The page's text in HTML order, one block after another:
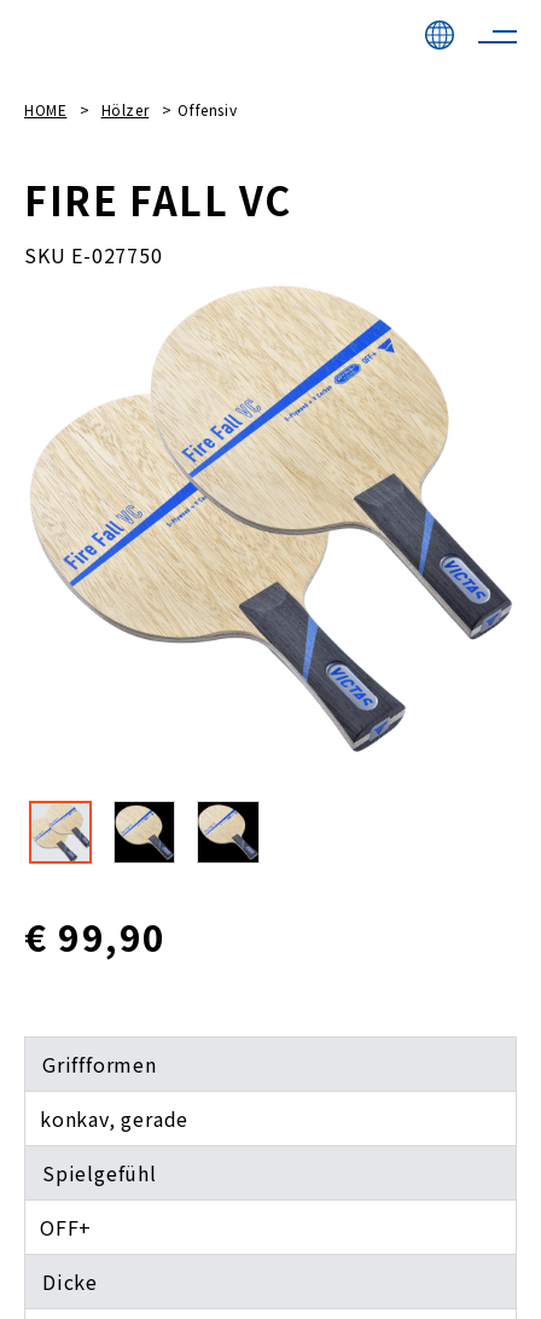
HOME Hölzer Offensiv
FIRE FALL VC
SKU E-027750
€ 99,90
Griffformen
konkav, gerade
Spielgefühl
OFF+
Dicke